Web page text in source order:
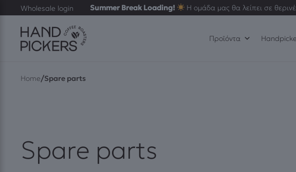
Wholesale login Summer Break Loading! Η ομάδα μας θα λείπει σε
Προϊόντα
Home/Spare parts
Spare parts